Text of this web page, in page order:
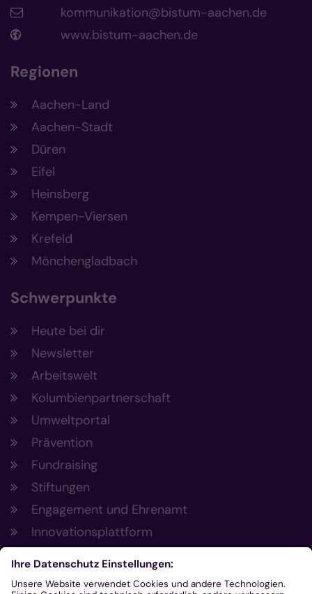
kommunikation@bistum-aachen.de
www.bistum-aachen.de
Regionen
Aachen-Land
Aachen-Stadt
Düren
Eifel
Heinsberg
Kempen-Viersen
Krefeld
Mönchengladbach
Schwerpunkte
Heute bei dir
Newsletter
Arbeitswelt
Kolumbienpartnerschaft
Umweltportal
Prävention
Fundraising
Stiftungen
Engagement und Ehrenamt
Innovationsplattform
Aus der Plattform